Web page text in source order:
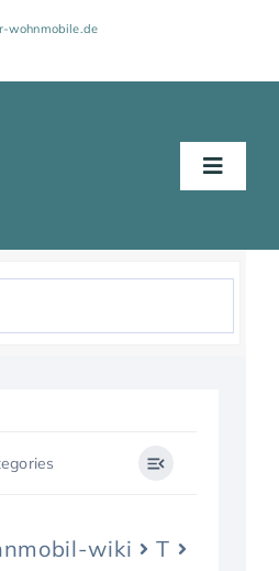
wohnmobile.de
Toggle
wiki
T